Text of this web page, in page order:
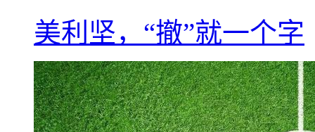
美利坚，“撤”就一个字